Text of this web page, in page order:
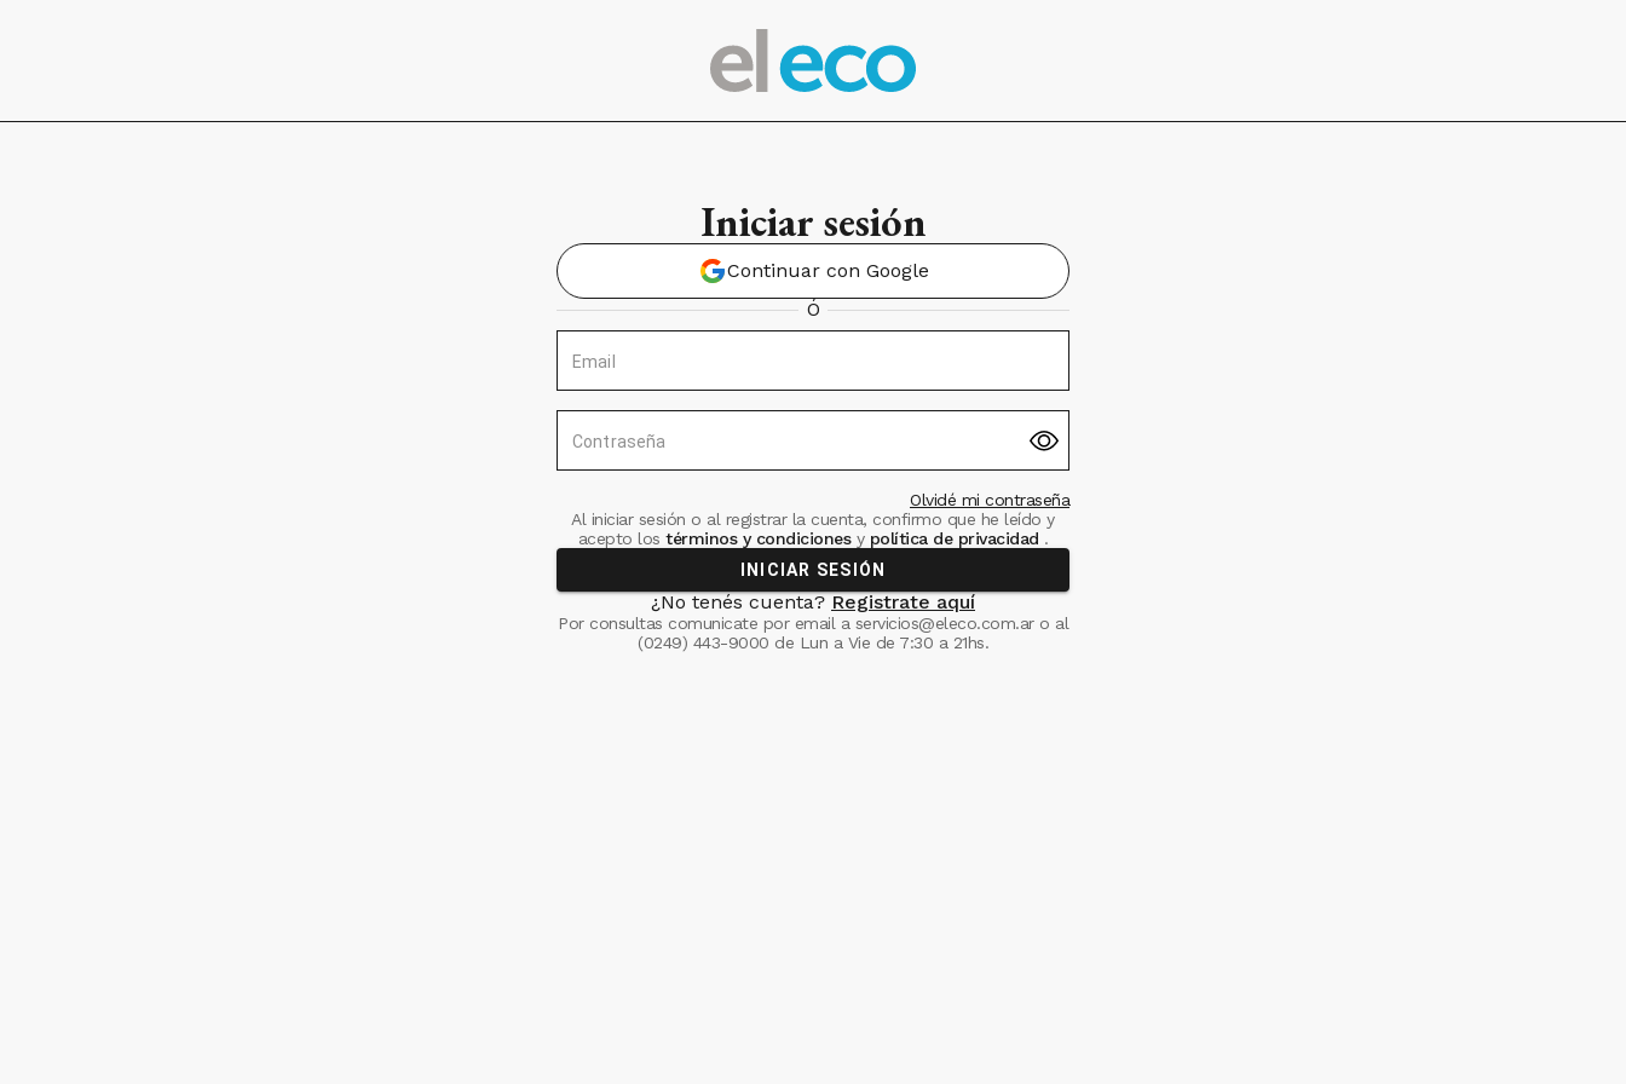
Iniciar sesión
Continuar con Google
Ó
Email
Contraseña
Olvidé mi contraseña
Al iniciar sesión o al registrar la cuenta, confirmo que he leído y
acepto los términos y condiciones ypolítica de privacidad .
INICIAR SESIÓN
¿No tenés cuenta? Registrate aquí
Por consultas comunicate por email a servicios@eleco.com.aro al
(0249) 443-9000 de Lun a Vie de 7:30 a 21hs.